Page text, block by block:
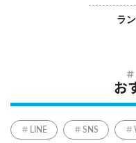
ラ
お
LINE SNS